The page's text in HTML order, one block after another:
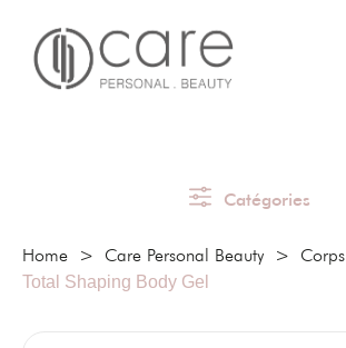
Catégories
Home > Care Personal Beauty > Corps
Total Shaping Body Gel